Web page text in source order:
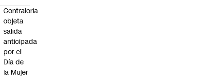
Contraloría
objeta
salida
anticipada
por el
Día de
la Mujer